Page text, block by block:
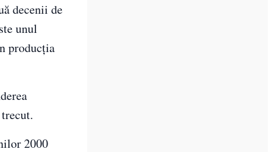
decenii de
unul
producția
2000